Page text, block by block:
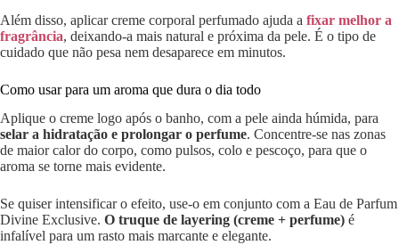
Além disso, aplicar creme corporal perfumado ajuda a fixar melhor a
fragrância, deixando-a mais natural e próxima da pele. É o tipo de
cuidado que não pesa nem desaparece em minutos.
Como usar para um aroma que dura o dia todo
Aplique o creme logo após o banho, com a pele ainda húmida, para
selar a hidratação e prolongar o perfume. Concentre-se nas zonas
de maior calor do corpo, como pulsos, colo e pescoço, para que o
aroma se torne mais evidente.
Se quiser intensificar o efeito, use-o em conjunto com a Eau de Parfum
Divine Exclusive. O truque de layering (creme + perfume) é
infalível para um rasto mais marcante e elegante.